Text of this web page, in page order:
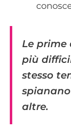
Le prime
più
stesso
altre.